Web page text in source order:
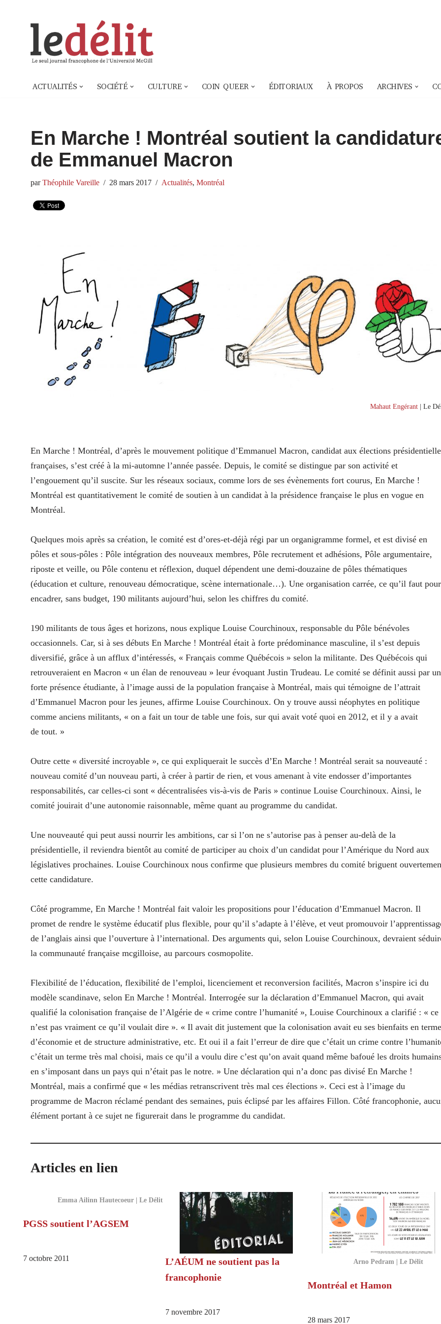
ACTUALITÉS SOCIÉTÉ CULTURE COIN QUEER ÉDITORIAUX À PROPOS ARCHIVES
En Marche ! Montréal soutient la
de Emmanuel Macron
parThéophile Vareille 28 mars 2017 Actualités, Montréal
Mahaut Engérant | Le
En Marche ! Montréal, d’après le mouvement politique d’Emmanuel Macron, candidat aux élections
françaises, s’est créé à la mi-automne l’année passée. Depuis, le comité se distingue par son activité et
l’engouement qu’il suscite. Sur les réseaux sociaux, comme lors de ses évènements fort courus, En Marche !
Montréal est quantitativement le comité de soutien à un candidat à la présidence française le plus en vogue en
Montréal.
Quelques mois après sa création, le comité est d’ores-et-déjà régi par un organigramme formel, et est divisé en
pôles et sous-pôles : Pôle intégration des nouveaux membres, Pôle recrutement et adhésions, Pôle argumentaire,
riposte et veille, ou Pôle contenu et réflexion, duquel dépendent une demi-douzaine de pôles thématiques
(éducation et culture, renouveau démocratique, scène internationale…). Une organisation carrée, ce qu’il faut pour
encadrer, sans budget, 190 militants aujourd’hui, selon les chiffres du comité.
190 militants de tous âges et horizons, nous explique Louise Courchinoux, responsable du Pôle bénévoles
occasionnels. Car, si à ses débuts En Marche ! Montréal était à forte prédominance masculine, il s’est depuis
diversifié, grâce à un afflux d’intéressés, « Français comme Québécois » selon la militante. Des Québécois qui
retrouveraient en Macron « un élan de renouveau » leur évoquant Justin Trudeau. Le comité se définit aussi par
forte présence étudiante, à l’image aussi de la population française à Montréal, mais qui témoigne de l’attrait
d’Emmanuel Macron pour les jeunes, affirme Louise Courchinoux. On y trouve aussi néophytes en politique
comme anciens militants, « on a fait un tour de table une fois, sur qui avait voté quoi en 2012, et il y a avait
de tout. »
Outre cette « diversité incroyable », ce qui expliquerait le succès d’En Marche ! Montréal serait sa nouveauté :
nouveau comité d’un nouveau parti, à créer à partir de rien, et vous amenant à vite endosser d’importantes
responsabilités, car celles-ci sont « décentralisées vis-à-vis de Paris » continue Louise Courchinoux. Ainsi, le
comité jouirait d’une autonomie raisonnable, même quant au programme du candidat.
Une nouveauté qui peut aussi nourrir les ambitions, car si l’on ne s’autorise pas à penser au-delà de la
présidentielle, il reviendra bientôt au comité de participer au choix d’un candidat pour l’Amérique du Nord aux
législatives prochaines. Louise Courchinoux nous confirme que plusieurs membres du comité briguent
cette candidature.
Côté programme, En Marche ! Montréal fait valoir les propositions pour l’éducation d’Emmanuel Macron. Il
promet de rendre le système éducatif plus flexible, pour qu’il s’adapte à l’élève, et veut promouvoir
de l’anglais ainsi que l’ouverture à l’international. Des arguments qui, selon Louise Courchinoux, devraient
la communauté française mcgilloise, au parcours cosmopolite.
Flexibilité de l’éducation, flexibilité de l’emploi, licenciement et reconversion facilités, Macron s’inspire ici du
modèle scandinave, selon En Marche ! Montréal. Interrogée sur la déclaration d’Emmanuel Macron, qui avait
qualifié la colonisation française de l’Algérie de « crime contre l’humanité », Louise Courchinoux a clarifié : « ce
n’est pas vraiment ce qu’il voulait dire ». « Il avait dit justement que la colonisation avait eu ses bienfaits en
d’économie et de structure administrative, etc. Et oui il a fait l’erreur de dire que c’était un crime contre
c’était un terme très mal choisi, mais ce qu’il a voulu dire c’est qu’on avait quand même bafoué les droits
en s’imposant dans un pays qui n’était pas le notre. » Une déclaration qui n’a donc pas divisé En Marche !
Montréal, mais a confirmé que « les médias retranscrivent très mal ces élections ». Ceci est à l’image du
programme de Macron réclamé pendant des semaines, puis éclipsé par les affaires Fillon. Côté francophonie,
élément portant à ce sujet ne figurerait dans le programme du candidat.
Articles en lien
Emma Ailinn Hautecoeur | Le Délit
PGSS soutient l’AGSEM
7 octobre 2011
L’AÉUM ne soutient pas la
francophonie
7 novembre 2017
Arno Pedram | Le Délit
Montréal et Hamon
28 mars 2017